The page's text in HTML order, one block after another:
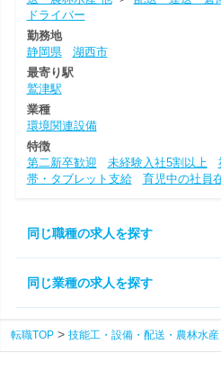
ドライバー
勤務地
静岡県
湖西市
最寄り駅
鷲津駅
業種
環境関連設備
特徴
第二新卒歓迎
未経験入社5割以上
帯・タブレット支給
育児中の社員
同じ職種の求人を探す
同じ業種の求人を探す
転職TOP 技能工・設備・配送・農林水